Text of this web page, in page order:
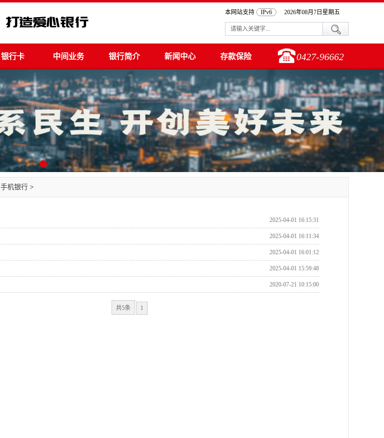
本网站支持 IPv6 2026年08月7日星期五
银行卡 中间业务 银行简介 新闻中心 存款保险 0427-96662
手机银行 >
2025-04-01 16:15:31
2025-04-01 16:11:34
2025-04-01 16:01:12
2025-04-01 15:59:48
2020-07-21 10:15:00
共5条 1